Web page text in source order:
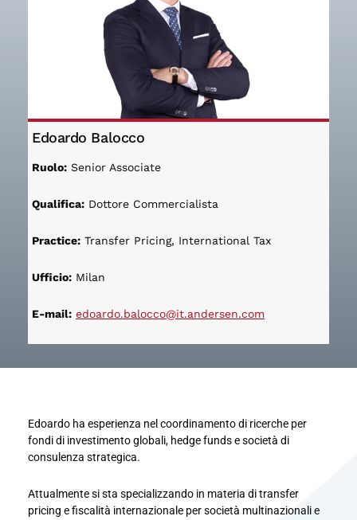
Edoardo Balocco
Ruolo: Senior Associate
Qualifica: Dottore Commercialista
Practice: Transfer Pricing, International Tax
Ufficio: Milan
E-mail: edoardo.balocco@it.andersen.com
Edoardo ha esperienza nel coordinamento di ricerche per
fondi di investimento globali, hedge funds e società di
consulenza strategica.
Attualmente si sta specializzando in materia di transfer
pricing e fiscalità internazionale per società multinazionali e